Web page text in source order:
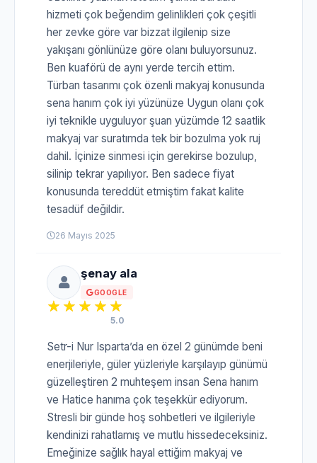
hizmeti çok beğendim gelinlikleri çok çeşitli
her zevke göre var bizzat ilgilenip size
yakışanı gönlünüze göre olanı buluyorsunuz.
Ben kuaförü de aynı yerde tercih ettim.
Türban tasarımı çok özenli makyaj konusunda
sena hanım çok iyi yüzünüze Uygun olanı çok
iyi teknikle uyguluyor şuan yüzümde 12 saatlik
makyaj var suratımda tek bir bozulma yok ruj
dahil. İçinize sinmesi için gerekirse bozulup,
silinip tekrar yapılıyor. Ben sadece fiyat
konusunda tereddüt etmiştim fakat kalite
tesadüf değildir.
26 Mayıs 2025
şenay ala
GOOGLE
5.0
Setr-i Nur Isparta’da en özel 2 günümde beni
enerjileriyle, güler yüzleriyle karşılayıp günümü
güzelleştiren 2 muhteşem insan Sena hanım
ve Hatice hanıma çok teşekkür ediyorum.
Stresli bir günde hoş sohbetleri ve ilgileriyle
kendinizi rahatlamış ve mutlu hissedeceksiniz.
Emeğinize sağlık hayal ettiğim makyaj ve